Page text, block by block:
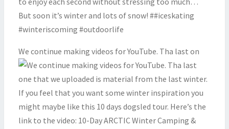
We continue making videos for YouTube. Tha last on